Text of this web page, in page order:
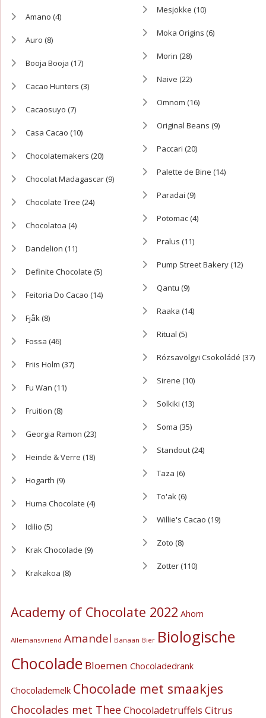
Amano (4)
Auro (8)
Booja Booja (17)
Cacao Hunters (3)
Cacaosuyo (7)
Casa Cacao (10)
Chocolatemakers (20)
Chocolat Madagascar(9)
Chocolate Tree (24)
Chocolatoa (4)
Dandelion (11)
Definite Chocolate (5)
Feitoria Do Cacao (14)
Fjåk(8)
Fossa (46)
Friis Holm (37)
Fu Wan (11)
Fruition (8)
Georgia Ramon (23)
Heinde & Verre (18)
Hogarth (9)
Huma Chocolate (4)
Idilio (5)
Krak Chocolade (9)
Krakakoa (8)
Mesjokke (10)
Moka Origins (6)
Morin (28)
Naive (22)
Omnom (16)
Original Beans (9)
Paccari (20)
Palette de Bine (14)
Paradai (9)
Potomac(4)
Pralus (11)
Pump Street Bakery(12)
Qantu (9)
Raaka (14)
Ritual (5)
Rózsavölgyi Csokoládé (37)
Sirene (10)
Solkiki (13)
Soma (35)
Standout(24)
Taza (6)
To'ak(6)
Willie's Cacao (19)
Zoto (8)
Zotter(110)
Academy of Chocolate 2022 Ahorn
Allemansvriend Amandel Banaan Bier Biologische
Chocolade Bloemen Chocoladedrank
Chocolademelk Chocolade met smaakjes
Chocolades met Thee Chocoladetruffels Citrus